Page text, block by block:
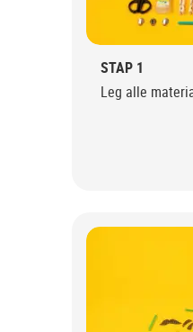
STAP 1
Leg alle